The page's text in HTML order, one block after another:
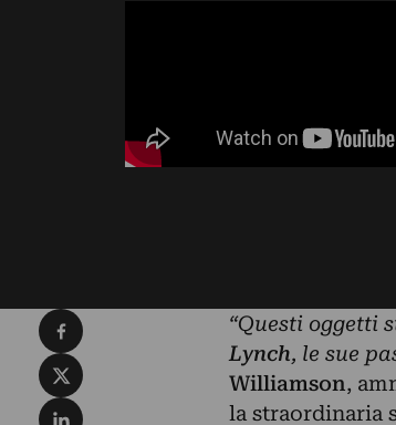
“Questi oggetti
Lynch, le sue
Williamson,
la straordinaria
Condividi su Facebook
Condividi su X
Condividi su LinkedIn